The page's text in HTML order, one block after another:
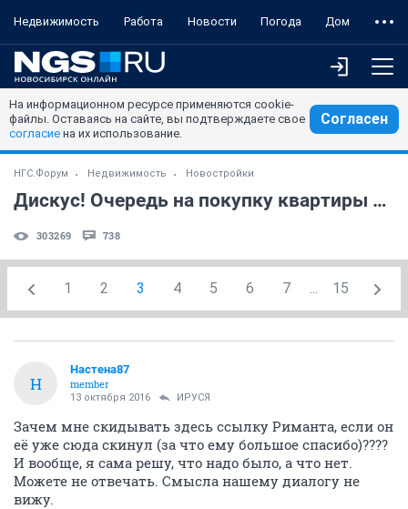
Недвижимость Работа Новости Погода Дом
На информационном ресурсе применяются cookie-
файлы. Оставаясь на сайте, вы подтверждаете свое
согласие на их использование.
Согласен
НГС.Форум Недвижимость Новостройки
Дискус! Очередь на покупку квартиры и не только! (часть 51)
303269 738
1 2 3 4 5 6 7 ... 15
Н
Настена87
member
13 октября 2016 ИРУСЯ
Зачем мне скидывать здесь ссылку Риманта, если он
её уже сюда скинул (за что ему большое спасибо)????
И вообще, я сама решу, что надо было, а что нет.
Можете не отвечать. Смысла нашему диалогу не
вижу.